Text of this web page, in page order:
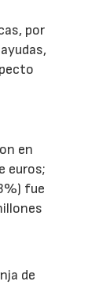
por
en
euros;
fue
de